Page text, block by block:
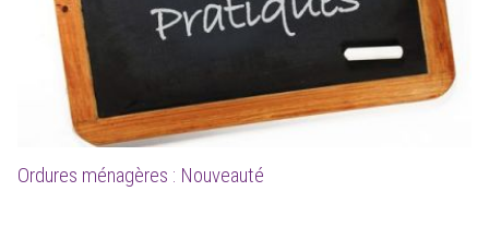
Ordures ménagères : Nouveauté